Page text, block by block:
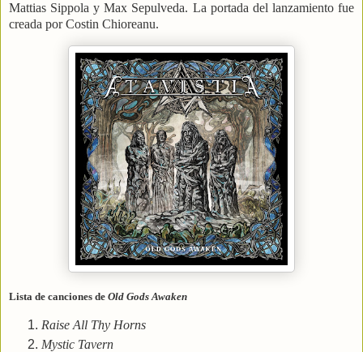
Mattias Sippola yMax Sepulveda. La portada del lanzamiento fue
creada porCostin Chioreanu.
Lista de canciones de Old Gods Awaken
Raise All Thy Horns
Mystic Tavern